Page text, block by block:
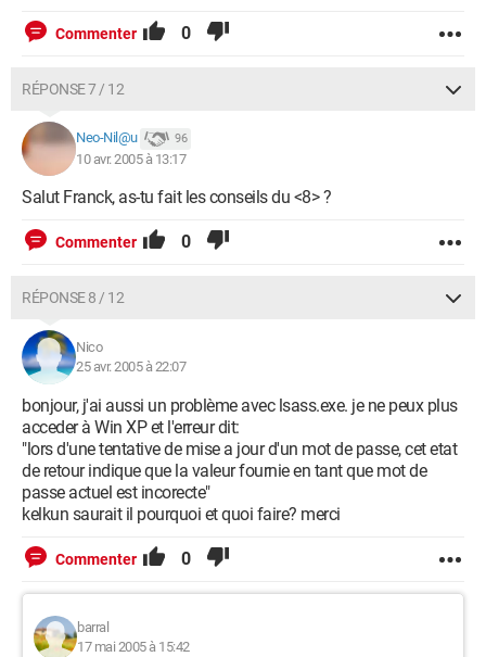
Commenter 0
RÉPONSE 7 / 12
Neo-Nil@u 96
10 avr. 2005 à 13:17
Salut Franck, as-tu fait les conseils du <8> ?
Commenter 0
RÉPONSE 8 / 12
Nico
25 avr. 2005 à 22:07
bonjour, j'ai aussi un problème avec lsass.exe. je ne peux plus
acceder à Win XP et l'erreur dit:
"lors d'une tentative de mise a jour d'un mot de passe, cet etat
de retour indique que la valeur fournie en tant que mot de
passe actuel est incorecte"
kelkun saurait il pourquoi et quoi faire? merci
Commenter 0
barral
17 mai 2005 à 15:42